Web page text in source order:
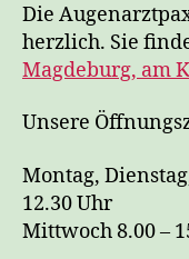
Die
herzlich. Sie
Magdeburg, am
Unsere
Montag,
12.30 Uhr
Mittwoch 8.00 –